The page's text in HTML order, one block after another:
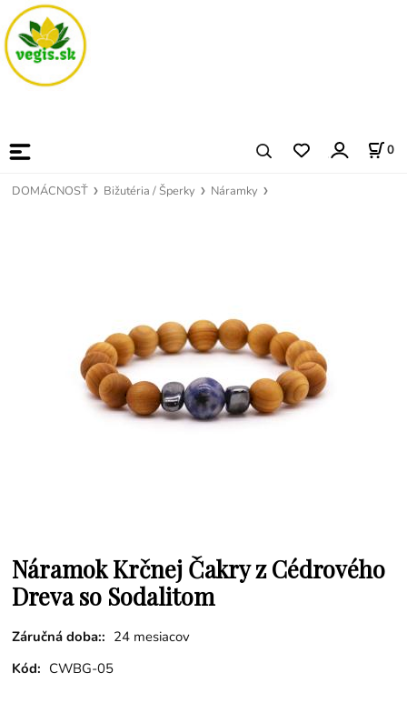
0
DOMÁCNOSŤ Bižutéria / Šperky Náramky
Náramok Krčnej Čakry z Cédrového
Dreva so Sodalitom
Záručná doba:: 24 mesiacov
Kód: CWBG-05